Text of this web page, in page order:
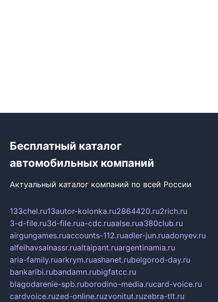
Бесплатный каталог
автомобильных компаний
Актуальный каталог компаний по всей России
133chel.ru13autor-kolonka.ru2864420.ru2rich.ru
3-d-file.ru3d-file.rua-cdc.ruaalse.rua380club.ru
airgungames.ruaccounts-112.ruadler-jun.ruadonyev.ru
alfeihavsalnassr.rualtaipant.ruargentinamia.ru
aria-family.ruarkrym.ruashanet.rubelgorod-day.ru
bankaribi.rubandamn.rubigfatcc.ru
blagodarenie-spb.ruborodino-media.rucard-voice.ru
cardvoice.ruzed-online.ruzvonitut.ruzebra-tlt.ru